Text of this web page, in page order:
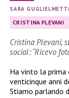
SARA GUGLIELMETTI
CRISTINA PLEVANI
Cristina Plevani,
social: “Ricevo
Ha vinto la prima
venticinque anni
Stiamo parlando